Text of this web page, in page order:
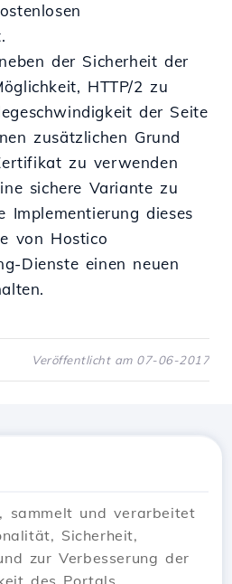
der Sicherheit der
HTTP/2 zu
der Seite
zusätzlichen Grund
zu verwenden
sichere Variante zu
Implementierung dieses
von Hostico
Dienste einen neuen
Veröffentlicht am 07-06-2017
sammelt und verarbeitet
Sicherheit,
zur Verbesserung der
des Portals.